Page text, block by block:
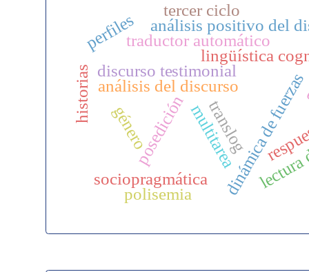
dinámica de fuerzas
discurso testimonial
lingüística
análisis del discurso
posedición
traductor automático
translog
análisis positivo del
sociopragmática
género
historias
multitarea
perfiles
tercer ciclo
polisemia